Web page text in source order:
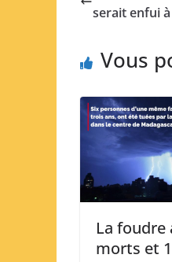
serait enfui
Vous
La foudre
morts et